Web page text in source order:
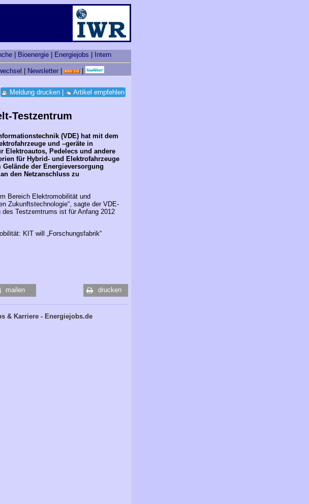
Bioenergie Energiejobs Intern
Newsletter
Meldung drucken Artikel empfehlen
Testzentrum
(VDE) hat mit dem
und –geräte in
Elektroautos, Pedelecs und andere
für Hybrid- und Elektrofahrzeuge
der Energieversorgung
den Netzanschluss zu
Bereich Elektromobilität und
Zukunftstechnologie“, sagte der VDE-
Testzemtrums ist für Anfang 2012
KIT will „Forschungsfabrik“
mailen drucken
& Karriere - Energiejobs.de